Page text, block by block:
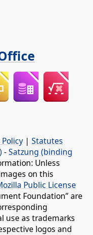
| Statutes
-Satzung (binding
Unless
on this
Public License
Foundation” are
use as trademarks
logos and